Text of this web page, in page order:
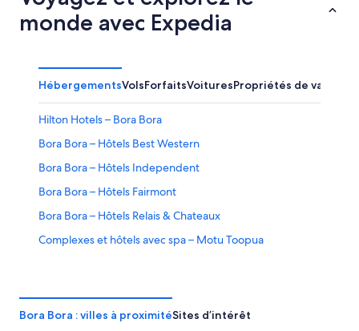
monde avec Expedia
HébergementsVolsForfaitsVoituresPropriétés de
Hilton Hotels – Bora Bora
Bora Bora – Hôtels Best Western
Bora Bora – Hôtels Independent
Bora Bora – Hôtels Fairmont
Bora Bora – Hôtels Relais & Chateaux
Complexes et hôtels avec spa – Motu Toopua
Hôtels pour le golf – Bora Bora
Bora Bora : villes à proximitéSites d’intérêt